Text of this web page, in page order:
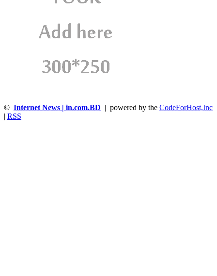
© Internet News | in.com.BD | powered by the CodeForHost,Inc
RSS